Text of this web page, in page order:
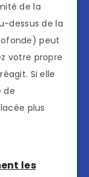
de la
dessus de la
peut
votre propre
Si elle
de
plus
les